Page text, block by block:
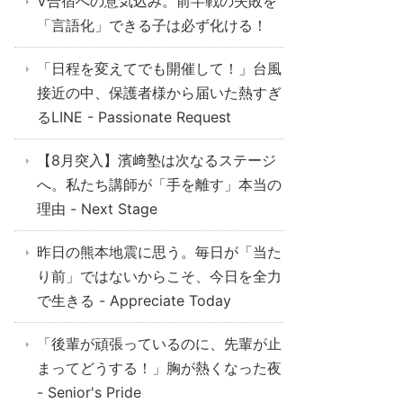
「言語化」できる子は必ず化ける！
「日程を変えてでも開催して！」台風
接近の中、保護者様から届いた熱すぎ
るLINE - Passionate Request
【8月突入】濱﨑塾は次なるステージ
へ。私たち講師が「手を離す」本当の
理由 - Next Stage
昨日の熊本地震に思う。毎日が「当た
り前」ではないからこそ、今日を全力
で生きる - Appreciate Today
「後輩が頑張っているのに、先輩が止
まってどうする！」胸が熱くなった夜
- Senior's Pride